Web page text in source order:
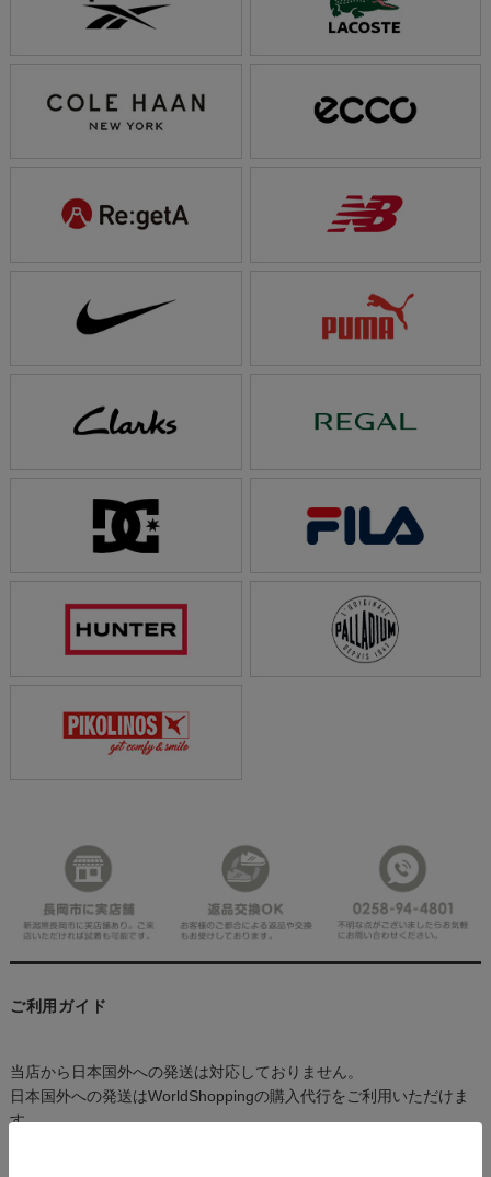
ご利用ガイド
当店から日本国外への発送は対応しておりません。
日本国外への発送はWorldShoppingの購入代行をご利用いただけま
す。